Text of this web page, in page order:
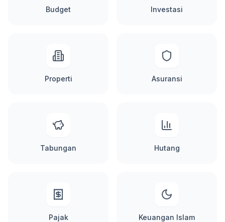
Budget Investasi
Properti Asuransi
Tabungan Hutang
Pajak Keuangan Islam